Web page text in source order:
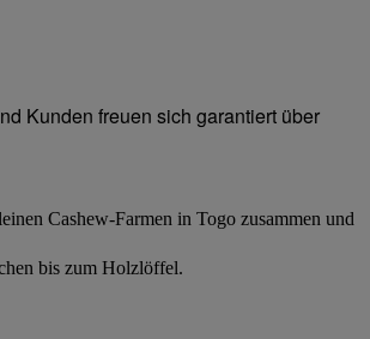
Kunden freuen sich garantiert über
Cashew-Farmen in Togo zusammen und
bis zum Holzlöffel.